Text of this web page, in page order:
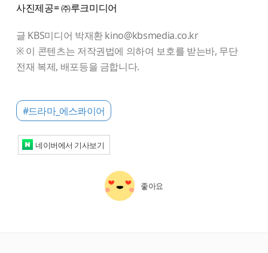
사진제공= ㈜루크미디어
글 KBS미디어 박재환 kino@kbsmedia.co.kr
※ 이 콘텐츠는 저작권법에 의하여 보호를 받는바, 무단
전재 복제, 배포등을 금합니다.
#드라마_에스콰이어
네이버에서 기사보기
좋아요